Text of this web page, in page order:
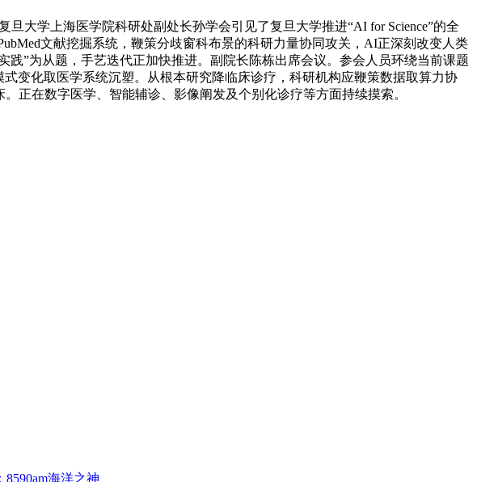
学上海医学院科研处副处长孙学会引见了复旦大学推进“AI for Science”的全
文献挖掘系统，鞭策分歧窗科布景的科研力量协同攻关，AI正深刻改变人类
”为从题，手艺迭代正加快推进。副院长陈栋出席会议。参会人员环绕当前课题
变化取医学系统沉塑。从根本研究降临床诊疗，科研机构应鞭策数据取算力协
正在数字医学、智能辅诊、影像阐发及个别化诊疗等方面持续摸索。
8590am海洋之神